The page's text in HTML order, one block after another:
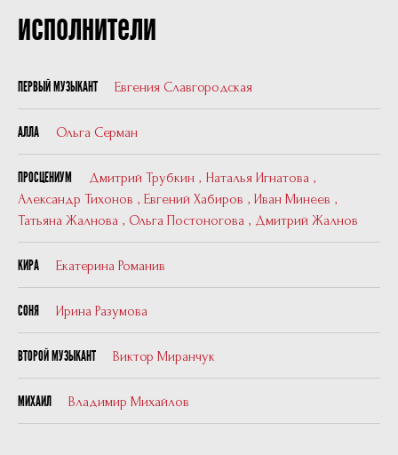
исполнители
ПЕРВЫЙ МУЗЫКАНТ Евгения Славгородская
АЛЛА Ольга Серман
ПРОСЦЕНИУМ Дмитрий Трубкин , Наталья Игнатова ,
Александр Тихонов , Евгений Хабиров , Иван Минеев ,
Татьяна Жалнова , Ольга Постоногова , Дмитрий Жалнов
КИРА Екатерина Романив
СОНЯ Ирина Разумова
ВТОРОЙ МУЗЫКАНТ Виктор Миранчук
МИХАИЛ Владимир Михайлов